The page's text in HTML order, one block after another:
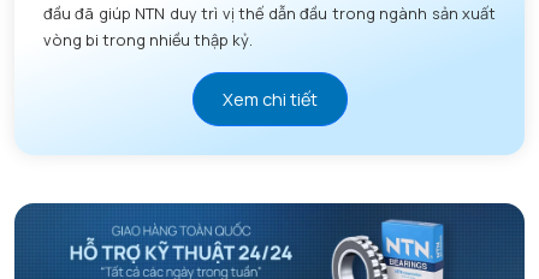
đầu đã giúp NTN duy trì vị thế dẫn đầu trong ngành sản xuất
vòng bi trong nhiều thập kỷ.
Xem chi tiết